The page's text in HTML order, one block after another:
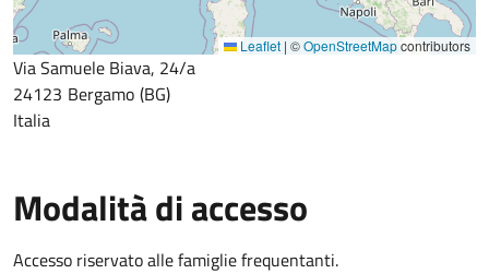
Leaflet | ©OpenStreetMapcontributors
Via Samuele Biava, 24/a
24123 Bergamo BG
Italia
Modalità di accesso
Accesso riservato alle famiglie frequentanti.